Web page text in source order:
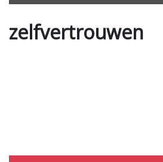
zelfvertrouwen